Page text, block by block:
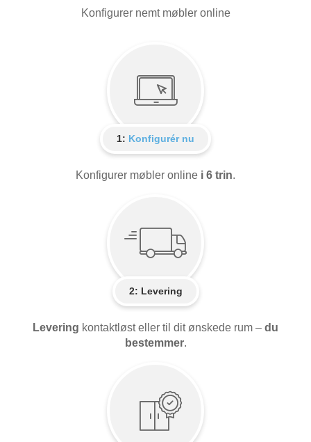
Konfigurer nemt møbler online
1: Konfigurér nu
Konfigurer møbler online i 6 trin.
2: Levering
Levering kontaktløst eller til dit ønskede rum – du
bestemmer.